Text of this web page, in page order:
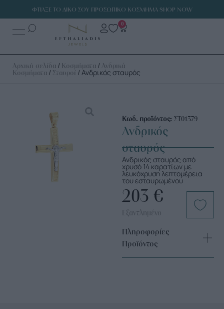
ΦΤΙΑΞΕ ΤΟ ΔΙΚΟ ΣΟΥ ΠΡΟΣΩΠΙΚΟ ΚΟΣΜΗΜΑ SHOP NOW
0
Αρχική σελίδα / Κοσμήματα / Ανδρικά
Κοσμήματα / Σταυροί / Ανδρικός σταυρός
Κωδ. προϊόντος: ΣΤ01379
Ανδρικός
σταυρός
Ανδρικός σταυρός από
χρυσό 14 καρατίων με
λευκόχρυση λεπτομέρεια
του εσταυρωμένου
203 €
Εξαντλημένο
Πληροφορίες
Προϊόντος